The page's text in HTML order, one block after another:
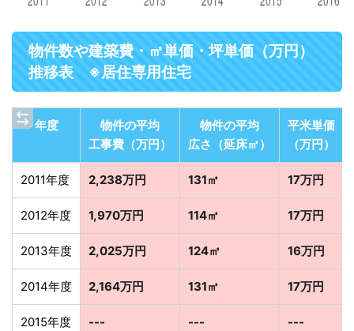
物件数や建築費・㎡単価・坪単価（万円）
推移表 ※居住専用住宅
年度
物件の平均
工事費（万円）
物件の平均
広さ（延床㎡）
平米単価
（万円）
2011年度 2,238万円 131㎡ 17万円
2012年度 1,970万円 114㎡ 17万円
2013年度 2,025万円 124㎡ 16万円
2014年度 2,164万円 131㎡ 17万円
2015年度 --- --- ---